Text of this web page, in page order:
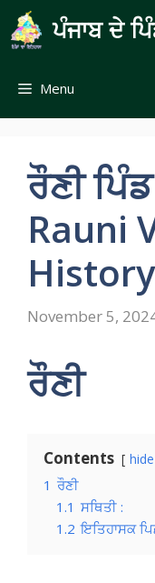
Skip
to
content
ਪੰਜਾਬ ਦੇ
Menu
ਰੌਣੀ
Rauni
History
November 5,
ਰੌਣੀ
Contents hide
1 ਰੌਣੀ
1.1 ਸਥਿਤੀ :
1.2 ਇਤਿਹਾਸਕ